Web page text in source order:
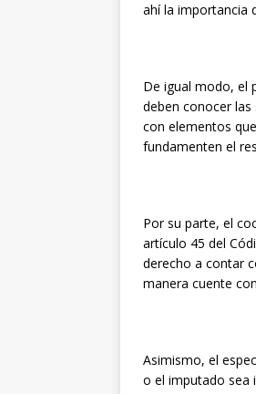
ahí la importancia
De igual modo, el
deben conocer
con elementos
fundamenten el
Por su parte, el
artículo 45 del
derecho a contar
manera cuente
Asimismo, el
o el imputado sea